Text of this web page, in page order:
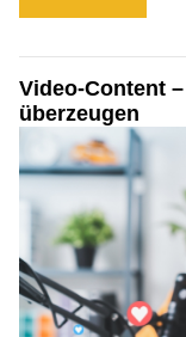
Video-Content
überzeugen